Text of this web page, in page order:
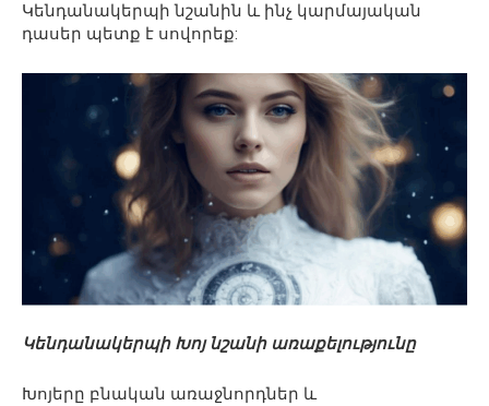
Կենդանակերպի նշանին և ինչ կարմայական
դասեր պետք է սովորեք:
Կենդանակերպի Խոյ նշանի առաքելությունը
Խոյերը բնական առաջնորդներ և